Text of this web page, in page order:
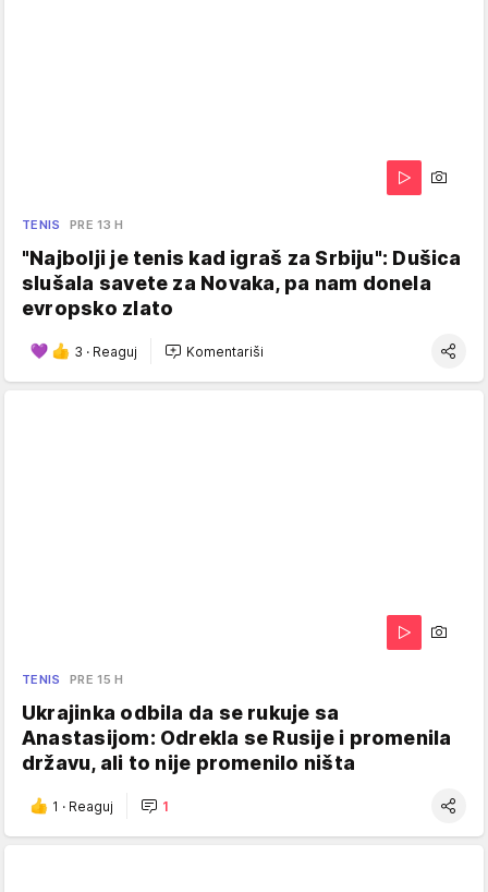
TENIS PRE 13 H
"Najbolji je tenis kad igraš za Srbiju": Dušica
slušala savete za Novaka, pa nam donela
evropsko zlato
3 · Reaguj Komentariši
TENIS PRE 15 H
Ukrajinka odbila da se rukuje sa
Anastasijom: Odrekla se Rusije i promenila
državu, ali to nije promenilo ništa
1 · Reaguj 1